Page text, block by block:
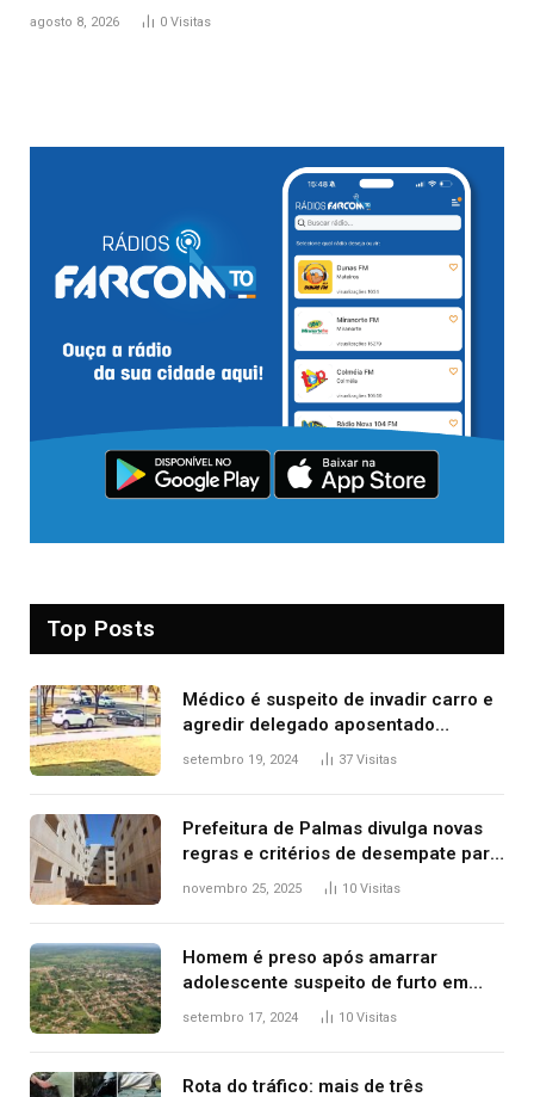
agosto 8, 2026 0 Visitas
Top Posts
Médico é suspeito de invadir carro e
agredir delegado aposentado
durante confusão no trânsito
setembro 19, 2024 37 Visitas
Prefeitura de Palmas divulga novas
regras e critérios de desempate para
seleção de famílias no Minha Casa,
novembro 25, 2025 10 Visitas
Homem é preso após amarrar
adolescente suspeito de furto em
estaca de cerca e agredi-lo
setembro 17, 2024 10 Visitas
Rota do tráfico: mais de três